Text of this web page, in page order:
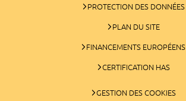
PROTECTION DES DONNÉES
PLAN DU SITE
FINANCEMENTS EUROPÉENS
CERTIFICATION HAS
GESTION DES COOKIES